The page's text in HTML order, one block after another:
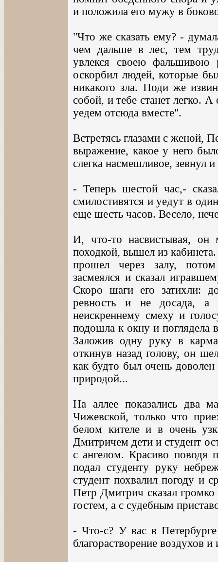
и положила его мужу в
"Что же сказать ему? -
чем дальше в лес, тем
увлекся своею
оскорбил людей, которые
никакого зла. Поди же
собой, и тебе станет легко.
уедем отсюда вместе".
Встретясь глазами с женой,
выражение, какое у него
слегка насмешливое, зевнул
- Теперь шестой час,-
смилостивятся и уедут в
еще шесть часов. Весело,
И, что-то насвистывая,
походкой, вышел из
прошел через залу,
засмеялся и сказал
Скоро шаги его
ревность и не досада, а
неискреннему смеху и
подошла к окну и
Заложив одну руку в
откинув назад голову, он
как будто был очень
природой...
На аллее показались два
Чижевской, только что
белом кителе и в очень
Дмитричем дети и студент
с ангелом. Красиво поводя
подал студенту руку
студент похвалил погоду и
Петр Дмитрич сказал
гостем, а с судебным
- Что-с? У вас в
благорастворение воздухов